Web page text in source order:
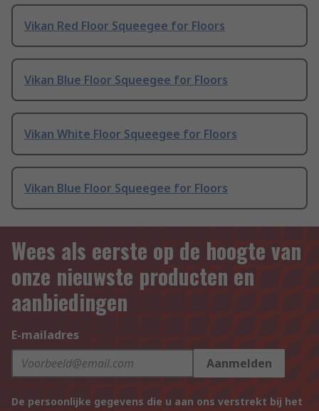
Vikan Red Floor Squeegee for Floors
Vikan Blue Floor Squeegee for Floors
Vikan White Floor Squeegee for Floors
Vikan Blue Floor Squeegee for Floors
Wees als eerste op de hoogte van
onze nieuwste producten en
aanbiedingen
E-mailadres
Aanmelden
De persoonlijke gegevens die u aan ons verstrekt bij het